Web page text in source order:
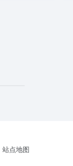
站点地图